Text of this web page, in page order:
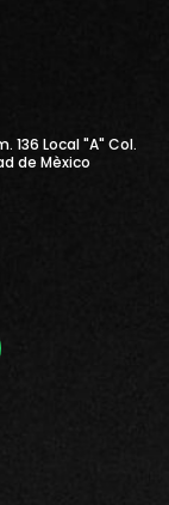
136 Local "A" Col.
de Mèxico